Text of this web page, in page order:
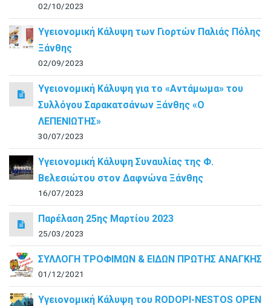
02/10/2023
Υγειονομική Κάλυψη των Γιορτών Παλιάς Πόλης
Ξάνθης
02/09/2023
Υγειονομική Κάλυψη για το «Αντάμωμα» του
Συλλόγου Σαρακατσάνων Ξάνθης «Ο
ΛΕΠΕΝΙΩΤΗΣ»
30/07/2023
Υγειονομική Κάλυψη Συναυλίας της Φ.
Βελεσιώτου στον Δαφνώνα Ξάνθης
16/07/2023
Παρέλαση 25ης Μαρτίου 2023
25/03/2023
ΣΥΛΛΟΓΗ ΤΡΟΦΙΜΩΝ & ΕΙΔΩΝ ΠΡΩΤΗΣ ΑΝΑΓΚΗΣ
01/12/2021
Υγειονομική Κάλυψη του RODOPI-NESTOS OPEN